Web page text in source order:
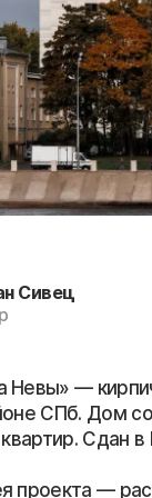
Сивец
—
СПб. Дом
Сдан
проекта —